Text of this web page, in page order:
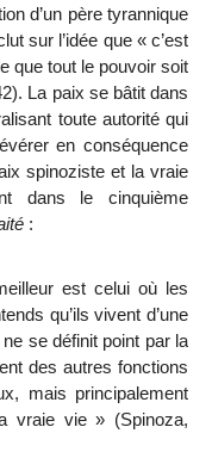
d’un père tyrannique
sur l’idée que « c’est
que tout le pouvoir soit
La paix se bâtit dans
toute autorité qui
en conséquence
spinoziste et la vraie
dans le cinquième
:
est celui où les
qu’ils vivent d’une
se définit point par la
des autres fonctions
mais principalement
vraie vie » (Spinoza,